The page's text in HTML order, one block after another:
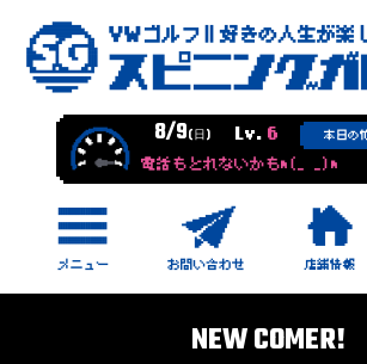
8/9(日) Lv. 6 本日の
電話もとれないかもm(_ _)m
NEW COMER!